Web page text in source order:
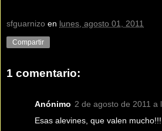
sfguarnizo en lunes, agosto 01, 2011
Compartir
1 comentario:
Anónimo 2 de agosto de 2011 a
Esas alevines, que valen mucho!!!